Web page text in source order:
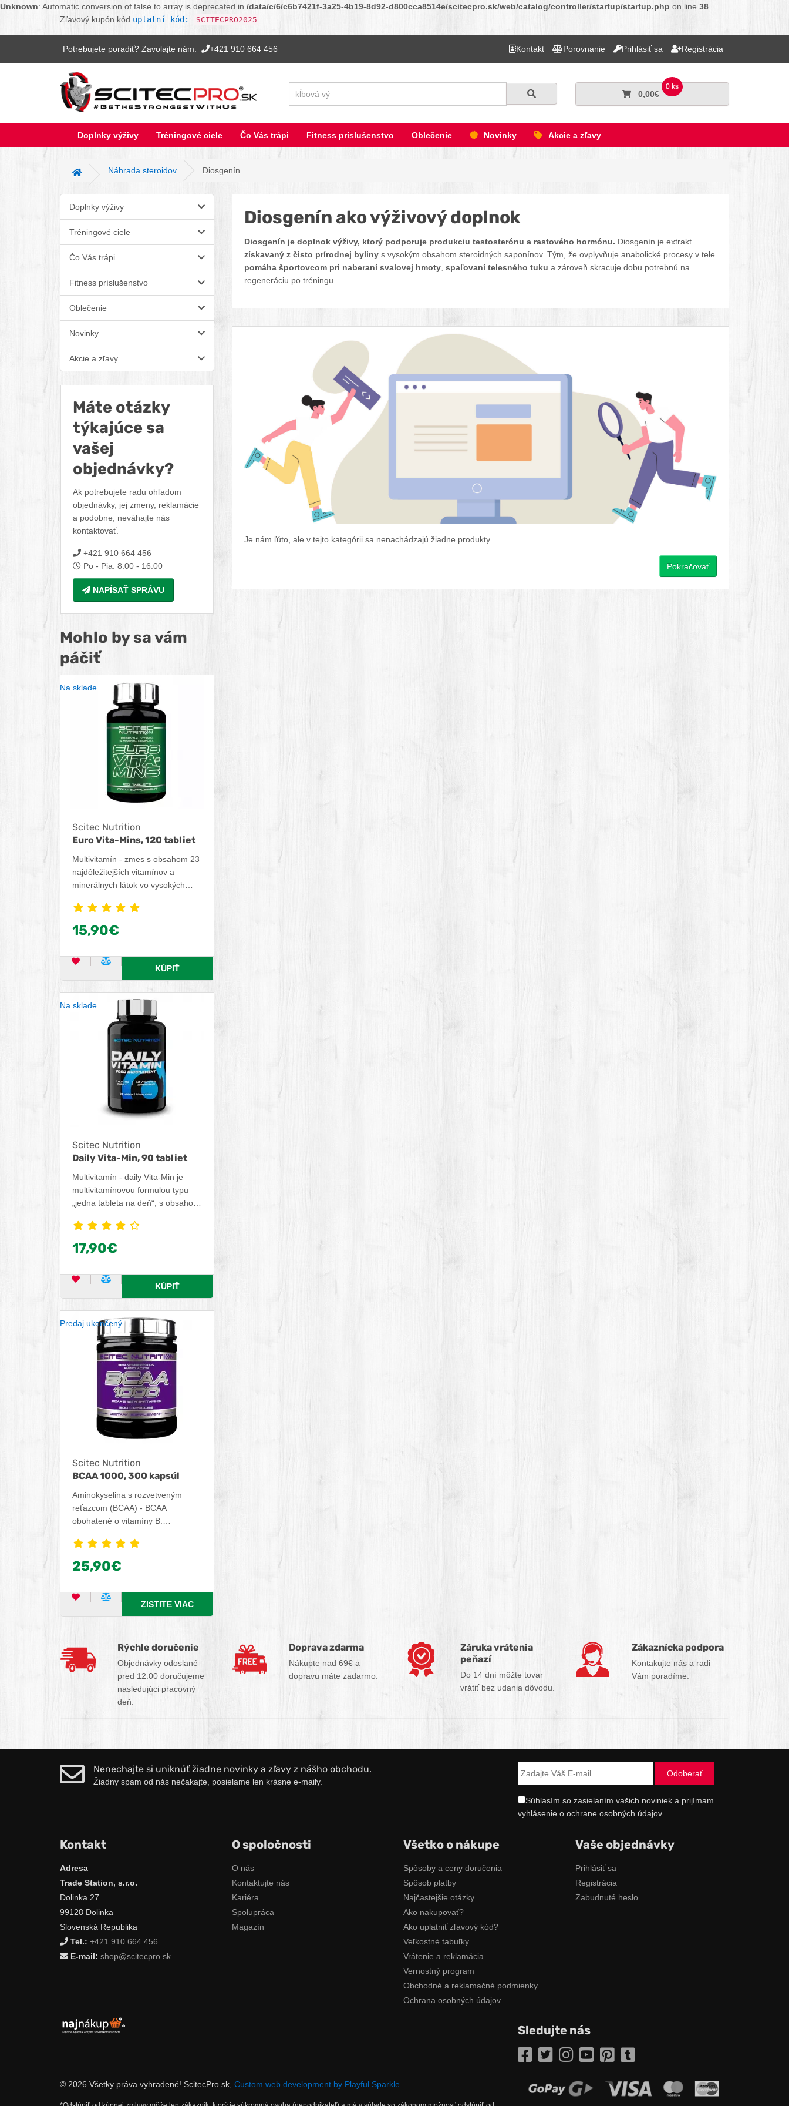
Unknown: Automatic conversion of false to array is deprecated in /data/c/6/c6b7421f-3a25-4b19-8d92-d800cca8514e/scitecpro.sk/web/catalog/controller/startup/startup.php on line 38
Zľavový kupón kód uplatní kód: SCITECPRO2025
Potrebujete poradiť? Zavolajte nám. +421 910 664 456 Kontakt Porovnanie Prihlásiť sa Registrácia
Hľadať 0 ks
0,00€
Doplnky výživy Tréningové ciele Čo Vás trápi Fitness príslušenstvo Oblečenie Novinky Akcie a zľavy
Hlavná stránkaNáhrada steroidov Diosgenín
Doplnky výživy
Tréningové ciele
Čo Vás trápi
Fitness príslušenstvo
Oblečenie
Novinky
Akcie a zľavy
Máte otázky
týkajúce sa
vašej
objednávky?
Ak potrebujete radu ohľadom
objednávky, jej zmeny, reklamácie
a podobne, neváhajte nás
kontaktovať.
+421 910 664 456
Po - Pia: 8:00 - 16:00
NAPÍSAŤ SPRÁVU
Mohlo by sa vám
páčiť
Na sklade
Scitec Nutrition
Euro Vita-Mins, 120 tabliet
Multivitamín - zmes s obsahom 23
najdôležitejších vitamínov a
minerálnych látok vo vysokých
vitamíny patrí Vitamín C, ktorý
prispieva k normálnej funkcii
imunitného a nervového systému
vyčerpania. Vitamín B2 podporuje
dôležité minerálne látky patrí
zinok, ktorý podporuje plodnosť a
udržiava normálnu hladinu
testosterónu.
15,90€
OBĽÚBENÝ PRODUKT
POROVNAŤ PRODUKT
KÚPIŤ
Na sklade
Scitec Nutrition
Daily Vita-Min, 90 tabliet
Multivitamín - daily Vita-Min je
multivitamínovou formulou typu
„jedna tableta na deň“, s obsahom
17,90€
OBĽÚBENÝ PRODUKT
POROVNAŤ PRODUKT
KÚPIŤ
Predaj ukončený
Scitec Nutrition
BCAA 1000, 300 kapsúl
Aminokyselina s rozvetveným
reťazcom (BCAA) - BCAA
obohatené o vitamíny B.
ľudské telo medzi 9 esenciálnych
aminokyselín, pretože si ich samo
nedokáže vytvoriť. Jediným
naša každodenná strava a
25,90€
OBĽÚBENÝ PRODUKT
POROVNAŤ PRODUKT
ZISTITE VIAC
Diosgenín ako výživový doplnok
Diosgenín je doplnok výživy, ktorý podporuje produkciu testosterónu a rastového hormónu. Diosgenín je extrakt
získavaný z čisto prírodnej bylinys vysokým obsahom steroidných saponínov. Tým, že ovplyvňuje anabolické procesy v tele
pomáha športovcom pri naberaní svalovej hmoty, spaľovaní telesného tuku a zároveň skracuje dobu potrebnú na
regeneráciu po tréningu.
Je nám ľúto, ale v tejto kategórii sa nenachádzajú žiadne produkty.
Pokračovať
Výhody nákupu u nás
Rýchle doručenie
Objednávky odoslané
pred 12:00 doručujeme
nasledujúci pracovný
deň.
Doprava zdarma
Nákupte nad 69€ a
dopravu máte zadarmo.
Záruka vrátenia
peňazí
Do 14 dní môžte tovar
vrátiť bez udania dôvodu.
Zákaznícka podpora
Kontakujte nás a radi
Vám poradíme.
Nenechajte si uniknúť žiadne novinky a zľavy z nášho obchodu.
Žiadny spam od nás nečakajte, posielame len krásne e-maily.
Súhlasím so zasielaním vašich noviniek a prijímam
vyhlásenie o ochrane osobných údajov.
Kontakt
Adresa
Trade Station, s.r.o.
Dolinka 27
99128 Dolinka
Slovenská Republika
Tel.: +421 910 664 456
E-mail: shop@scitecpro.sk
O spoločnosti
O nás
Kontaktujte nás
Kariéra
Spolupráca
Magazín
Všetko o nákupe
Spôsoby a ceny doručenia
Spôsob platby
Najčastejšie otázky
Ako nakupovať?
Ako uplatniť zľavový kód?
Veľkostné tabuľky
Vrátenie a reklamácia
Vernostný program
Obchodné a reklamačné podmienky
Ochrana osobných údajov
Vaše objednávky
Prihlásiť sa
Registrácia
Zabudnuté heslo
Sledujte nás
Facebook
TwitterInstagramYouTubePinterest
© 2026 Všetky práva vyhradené! ScitecPro.sk, Custom web development by Playful Sparkle Možnosti online platby